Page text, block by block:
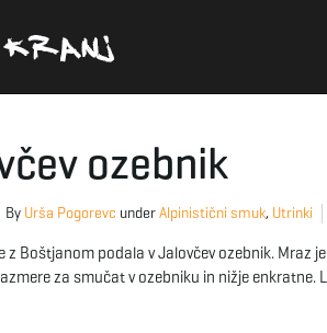
ozebnik
By Urša Pogorevc underAlpinistični smuk, Utrinki
z Boštjanom podala v Jalovčev ozebnik.
za smučat v ozebniku in nižje enkratne.